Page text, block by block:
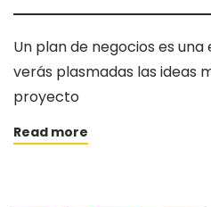
Un plan de negocios es una
verás plasmadas las ideas
proyecto
Read more